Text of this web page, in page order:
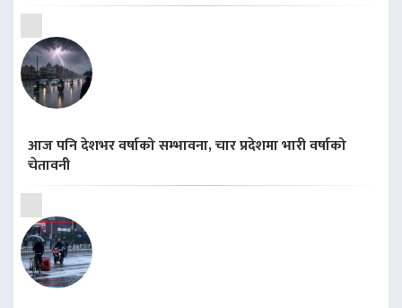
आज पनि देशभर वर्षाको सम्भावना, चार प्रदेशमा भारी वर्षाको
चेतावनी